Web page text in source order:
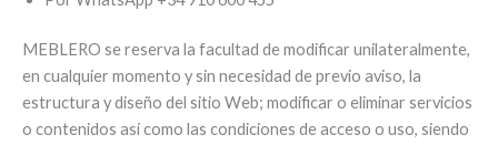
MEBLERO se reserva la facultad de modificar unilateralmente,
en cualquier momento y sin necesidad de previo aviso, la
estructura y diseño del sitio Web; modificar o eliminar servicios
o contenidos así como las condiciones de acceso o uso, siendo